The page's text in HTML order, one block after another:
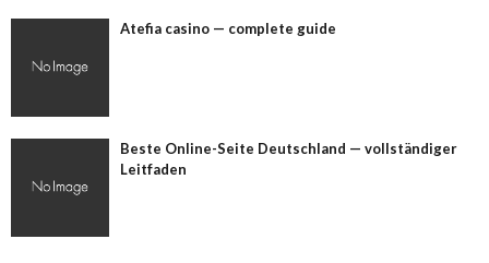
Atefia casino — complete guide
Beste Online-Seite Deutschland — vollständiger
Leitfaden